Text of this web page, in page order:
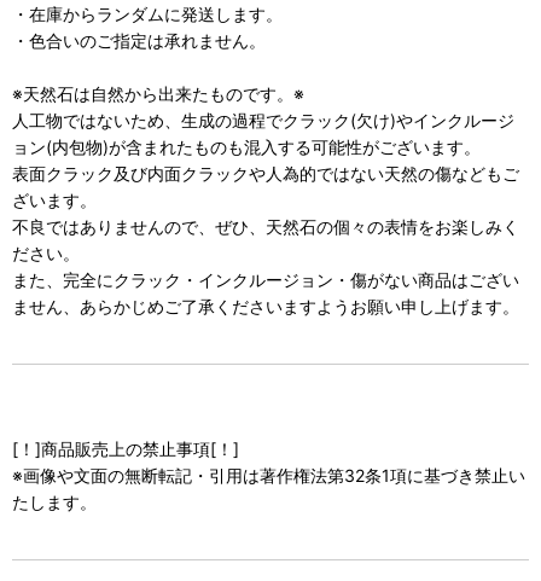
・在庫からランダムに発送します。
・色合いのご指定は承れません。
※天然石は自然から出来たものです。※
人工物ではないため、生成の過程でクラック(欠け)やインクルージ
ョン(内包物)が含まれたものも混入する可能性がございます。
表面クラック及び内面クラックや人為的ではない天然の傷などもご
ざいます。
不良ではありませんので、ぜひ、天然石の個々の表情をお楽しみく
ださい。
また、完全にクラック・インクルージョン・傷がない商品はござい
ません、あらかじめご了承くださいますようお願い申し上げます。
[！]商品販売上の禁止事項[！]
※画像や文面の無断転記・引用は著作権法第32条1項に基づき禁止い
たします。